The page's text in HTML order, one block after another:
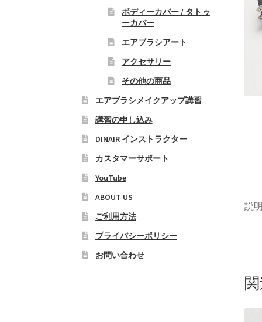
説
ボディーカバー / タトゥ
ーカバー
エアブラシアート
アクセサリー
その他の商品
エアブラシメイクアップ講習
講習の申し込み
DINAIR インストラクター
カスタマーサポート
YouTube
ABOUT US
ご利用方法
プライバシーポリシー
お問い合わせ